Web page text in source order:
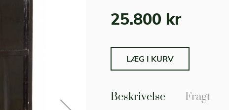
25.800 kr
LÆG I KURV
Beskrivelse Fragt